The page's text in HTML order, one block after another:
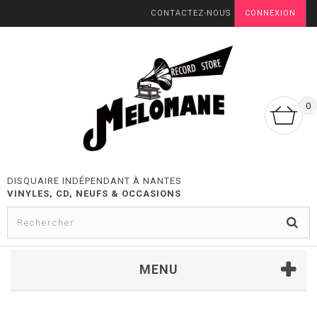
CONNEXION
CONTACTEZ-NOUS
0
DISQUAIRE INDÉPENDANT À NANTES
VINYLES, CD, NEUFS & OCCASIONS
MENU